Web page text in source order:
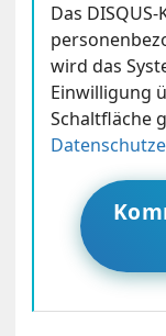
Das
wird das
Einwilligung
Schaltfläche